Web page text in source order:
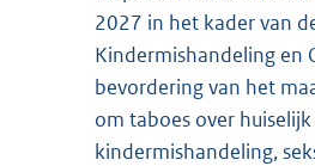
2027 in het kader van
Kindermishandeling en
bevordering van het
om taboes over
kindermishandeling,